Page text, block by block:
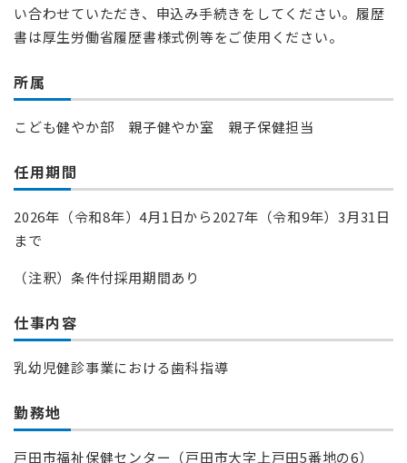
い合わせていただき、申込み手続きをしてください。履歴
書は厚生労働省履歴書様式例等をご使用ください。
所属
こども健やか部 親子健やか室 親子保健担当
任用期間
2026年（令和8年）4月1日から2027年（令和9年）3月31日
まで
（注釈）条件付採用期間あり
仕事内容
乳幼児健診事業における歯科指導
勤務地
戸田市福祉保健センター（戸田市大字上戸田5番地の6）